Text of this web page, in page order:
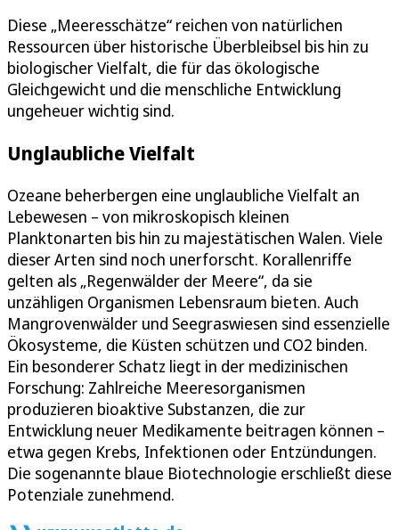
Diese „Meeresschätze“ reichen von natürlichen
Ressourcen über historische Überbleibsel bis hin zu
biologischer Vielfalt, die für das ökologische
Gleichgewicht und die menschliche Entwicklung
ungeheuer wichtig sind.
Unglaubliche Vielfalt
Ozeane beherbergen eine unglaubliche Vielfalt an
Lebewesen – von mikroskopisch kleinen
Planktonarten bis hin zu majestätischen Walen. Viele
dieser Arten sind noch unerforscht. Korallenriffe
gelten als „Regenwälder der Meere“, da sie
unzähligen Organismen Lebensraum bieten. Auch
Mangrovenwälder und Seegraswiesen sind essenzielle
Ökosysteme, die Küsten schützen und CO2 binden.
Ein besonderer Schatz liegt in der medizinischen
Forschung: Zahlreiche Meeresorganismen
produzieren bioaktive Substanzen, die zur
Entwicklung neuer Medikamente beitragen können –
etwa gegen Krebs, Infektionen oder Entzündungen.
Die sogenannte blaue Biotechnologie erschließt diese
Potenziale zunehmend.